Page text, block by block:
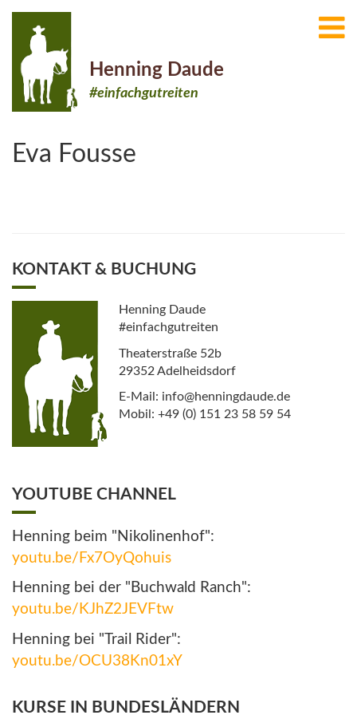
Henning Daude
#einfachgutreiten
Eva Fousse
KONTAKT & BUCHUNG
Henning Daude
#einfachgutreiten
Theaterstraße 52b
29352 Adelheidsdorf
E-Mail: info@henningdaude.de
Mobil: +49 (0) 151 23 58 59 54
YOUTUBE CHANNEL
Henning beim "Nikolinenhof":
youtu.be/Fx7OyQohuis
Henning bei der "Buchwald Ranch":
youtu.be/KJhZ2JEVFtw
Henning bei "Trail Rider":
youtu.be/OCU38Kn01xY
KURSE IN BUNDESLÄNDERN